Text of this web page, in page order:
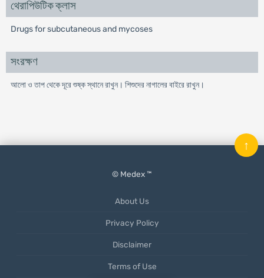
থেরাপিউটিক ক্লাস
Drugs for subcutaneous and mycoses
সংরক্ষণ
আলো ও তাপ থেকে দূরে শুষ্ক স্থানে রাখুন। শিশুদের নাগালের বাইরে রাখুন।
© Medex ™
About Us
Privacy Policy
Disclaimer
Terms of Use
↑